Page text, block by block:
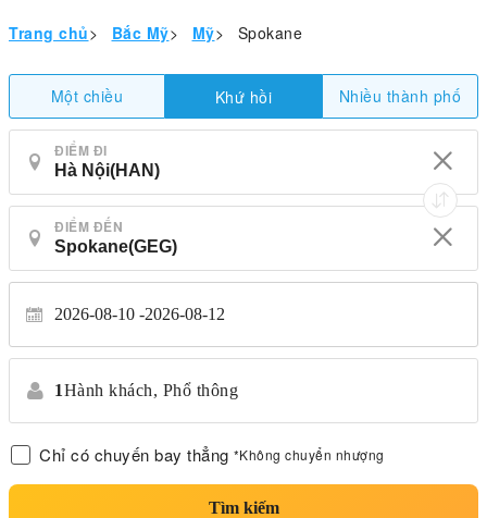
Trang chủ> Bắc Mỹ> Mỹ> Spokane
Một chiều Khứ hồi Nhiều thành phố
ĐIỂM ĐI
ĐIỂM ĐẾN
2026-08-10 2026-08-12
1Hành khách, Phổ thông
Chỉ có chuyến bay thẳng *Không chuyển nhượng
Tìm kiếm